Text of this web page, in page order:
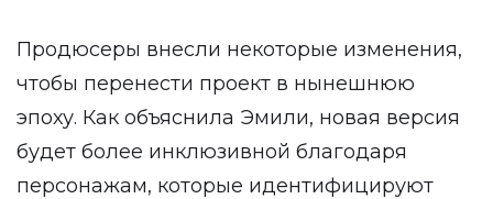
Продюсеры внесли некоторые изменения,
чтобы перенести проект в нынешнюю
эпоху. Как объяснила Эмили, новая версия
будет более инклюзивной благодаря
персонажам, которые идентифицируют